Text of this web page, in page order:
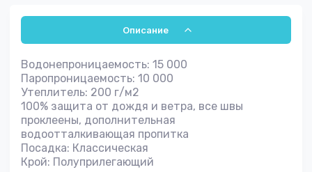
Описание
Водонепроницаемость: 15 000
Паропроницаемость: 10 000
Утеплитель: 200 г/м2
100% защита от дождя и ветра, все швы
проклеены, дополнительная
водоотталкивающая пропитка
Посадка: Классическая
Крой: Полуприлегающий